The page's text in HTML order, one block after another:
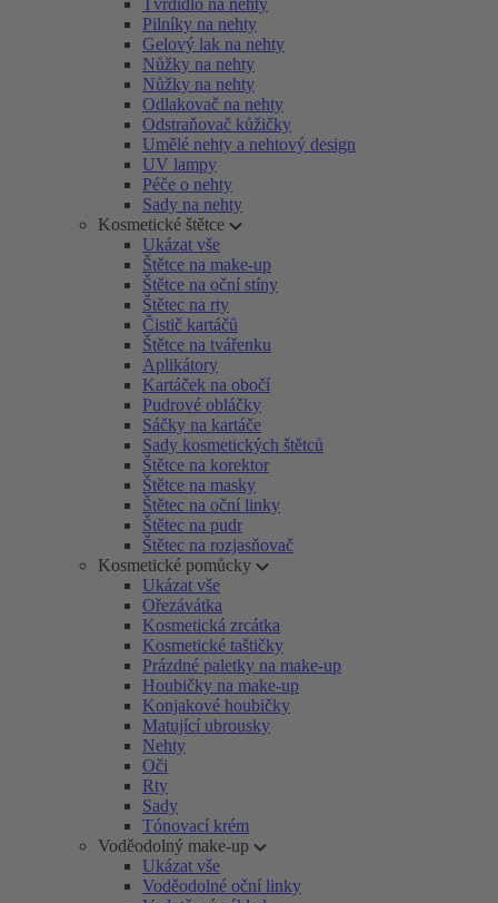
Tvrdidlo na nehty
Pilníky na nehty
Gelový lak na nehty
Nůžky na nehty
Nůžky na nehty
Odlakovač na nehty
Odstraňovač kůžičky
Umělé nehty a nehtový design
UV lampy
Péče o nehty
Sady na nehty
Kosmetické štětce
Ukázat vše
Štětce na make-up
Štětce na oční stíny
Štětec na rty
Čistič kartáčů
Štětce na tvářenku
Aplikátory
Kartáček na obočí
Pudrové obláčky
Sáčky na kartáče
Sady kosmetických štětců
Štětce na korektor
Štětce na masky
Štětec na oční linky
Štětec na pudr
Štětec na rozjasňovač
Kosmetické pomůcky
Ukázat vše
Ořezávátka
Kosmetická zrcátka
Kosmetické taštičky
Prázdné paletky na make-up
Houbičky na make-up
Konjakové houbičky
Matující ubrousky
Nehty
Oči
Rty
Sady
Tónovací krém
Voděodolný make-up
Ukázat vše
Voděodolné oční linky